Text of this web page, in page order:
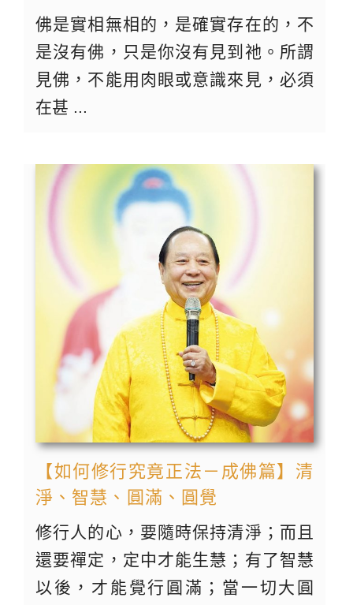
佛是實相無相的，是確實存在的，不
是沒有佛，只是你沒有見到祂。所謂
見佛，不能用肉眼或意識來見，必須
在甚 ...
【如何修行究竟正法－成佛篇】清
淨、智慧、圓滿、圓覺
修行人的心，要隨時保持清淨；而且
還要禪定，定中才能生慧；有了智慧
以後，才能覺行圓滿；當一切大圓